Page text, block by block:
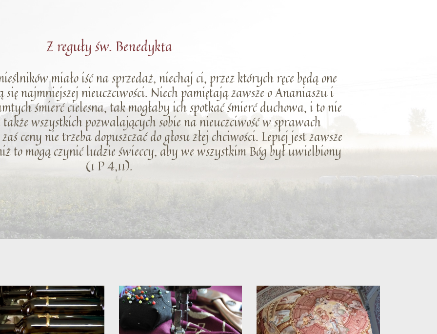
Z reguły św. Benedykta
miało iść na sprzedaż, niechaj ci, przez których ręce będą one
najmniejszej nieuczciwości. Niech pamiętają zawsze o Ananiaszu i
śmierć cielesna, tak mogłaby ich spotkać śmierć duchowa, i to nie
wszystkich pozwalających sobie na nieuczciwość w sprawach
ceny nie trzeba dopuszczać do głosu złej chciwości. Lepiej jest zawsze
to mogą czynić ludzie świeccy, aby we wszystkim Bóg był uwielbiony
(1 P 4,11).